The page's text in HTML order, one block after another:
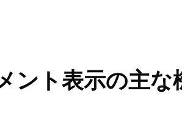
ント表示の主な